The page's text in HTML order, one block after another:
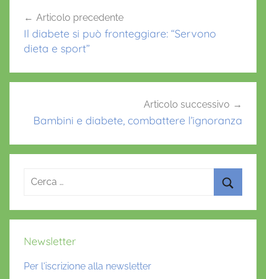
o
k
p
articoli
Articolo precedente
Il diabete si può fronteggiare: “Servono
dieta e sport”
Articolo successivo
Bambini e diabete, combattere l’ignoranza
Ricerca
Newsletter
Per l'iscrizione alla newsletter